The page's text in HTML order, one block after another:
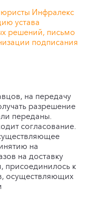
Инфралекс
устава
решений, письмо
подписания
на передачу
разрешение
переданы.
согласование.
на
на доставку
присоединилось к
осуществляющих